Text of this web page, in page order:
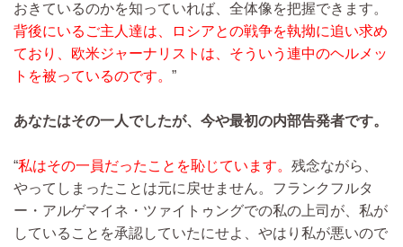
おきているのかを知っていれば、全体像を把握できます。
背後にいるご主人達は、ロシアとの戦争を執拗に追い求め
ており、欧米ジャーナリストは、そういう連中のヘルメッ
トを被っているのです。 ”
あなたはその一人でしたが、今や最初の内部告発者です。
“私はその一員だったことを恥じています。 残念ながら、
やってしまったことは元に戻せません。フランクフルタ
ー・アルゲマイネ・ツァイトゥングでの私の上司が、私が
していることを承認していたにせよ、やはり私が悪いので